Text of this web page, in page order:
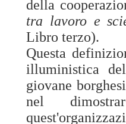
della
tra lavoro e
Libro terzo).
Questa
illuministica
giovane
nel